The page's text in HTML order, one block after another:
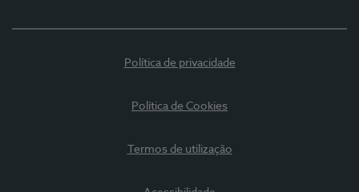
Política de privacidade
Política de Cookies
Termos de utilização